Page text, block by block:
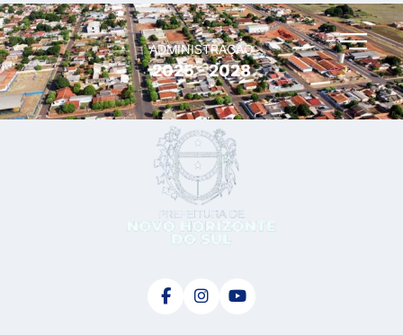
ADMINISTRAÇÃO
2025 - 2028